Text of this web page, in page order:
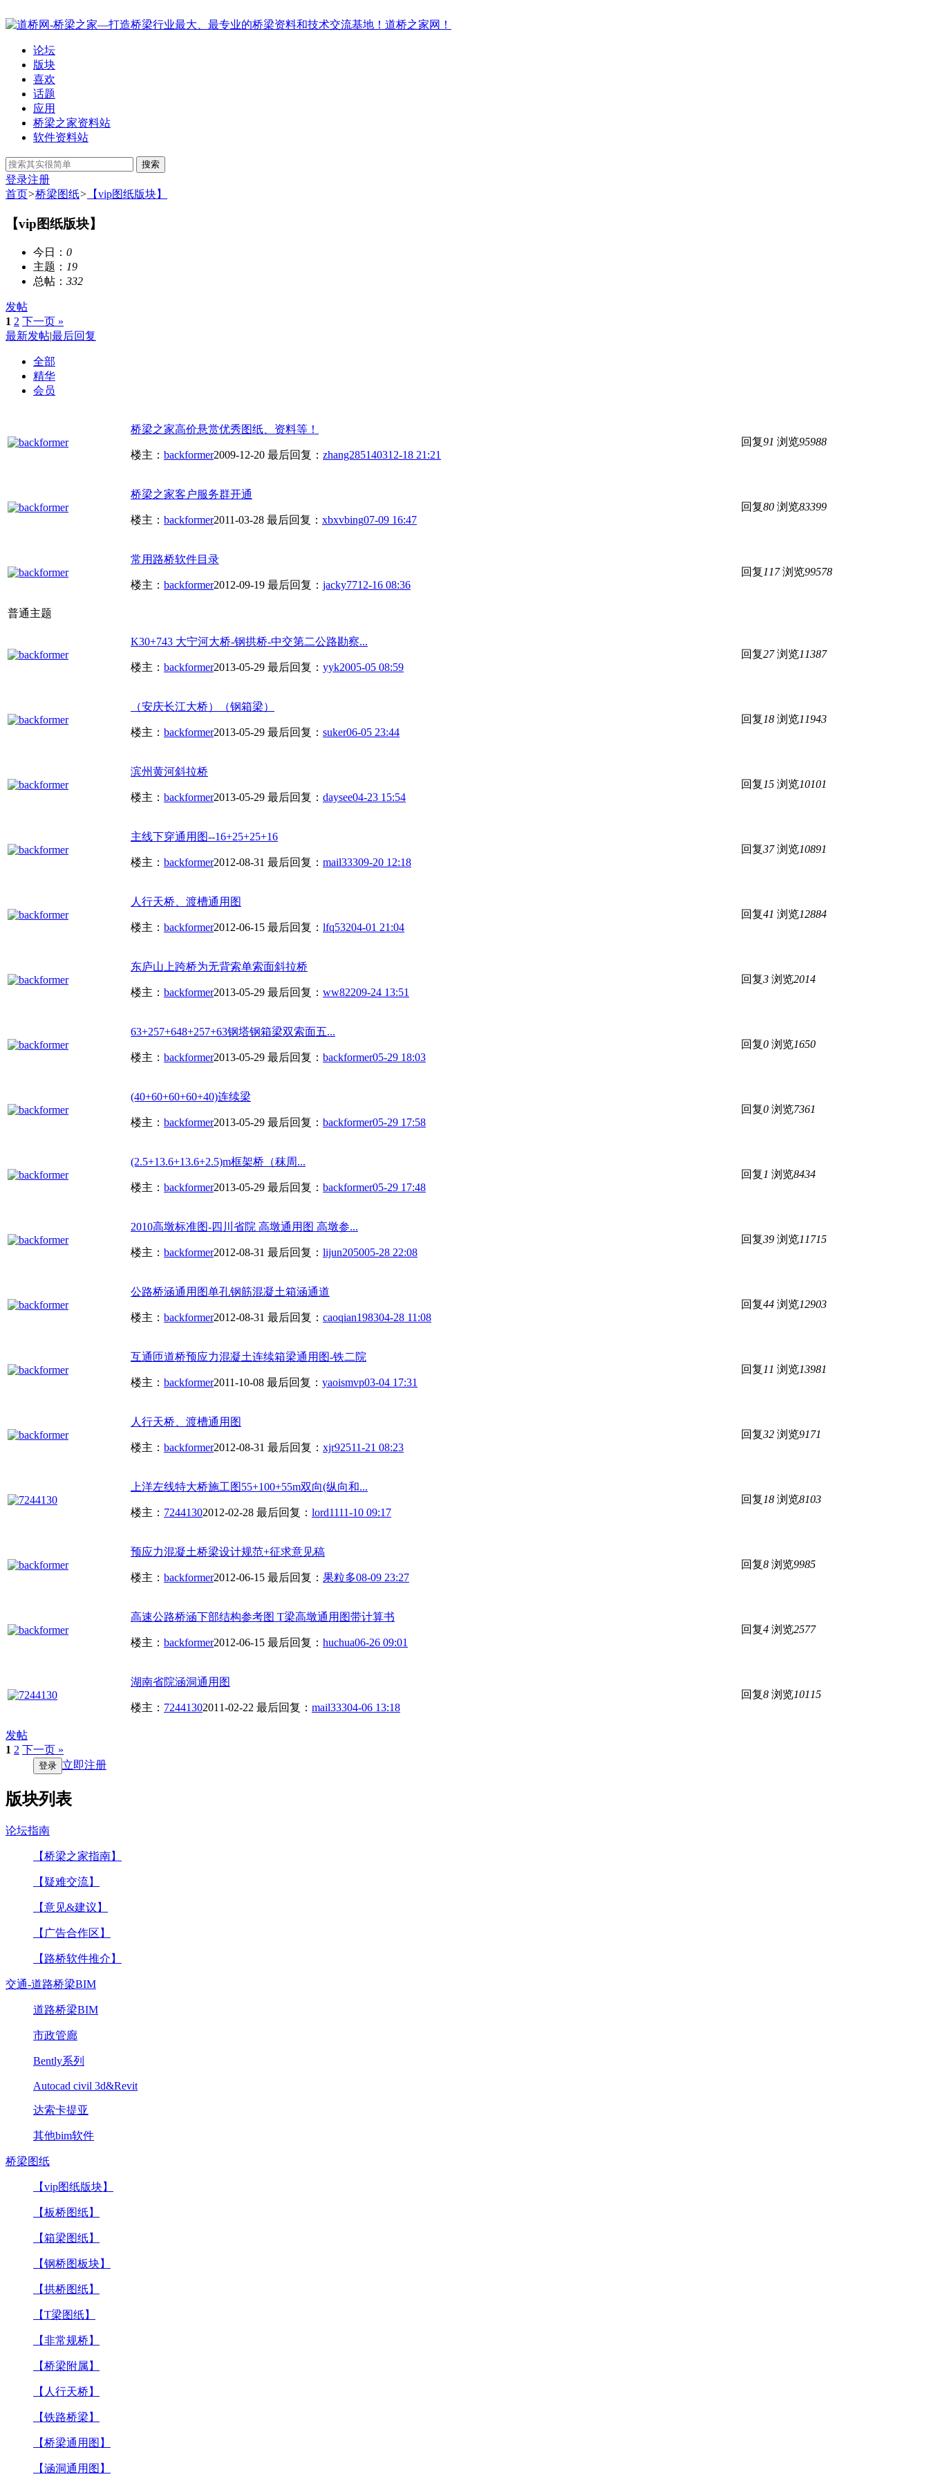
论坛
版块
喜欢
话题
应用
桥梁之家资料站
软件资料站
搜索
登录注册
首页>桥梁图纸> 【vip图纸版块】
【vip图纸版块】
今日： 0
主题： 19
总帖： 332
发帖
1 2 下一页 »
最新发帖|最后回复
全部
精华
会员
桥梁之家高价悬赏优秀图纸、资料等！
楼主： backformer2009-12-20 最后回复： zhang285140312-18 21:21
回复91 浏览95988
桥梁之家客户服务群开通
楼主： backformer2011-03-28 最后回复： xbxvbing07-09 16:47
回复80 浏览83399
常用路桥软件目录
楼主： backformer2012-09-19 最后回复： jacky7712-16 08:36
回复117 浏览99578
普通主题
K30+743 大宁河大桥-钢拱桥-中交第二公路勘察...
楼主： backformer2013-05-29 最后回复： yyk2005-05 08:59
回复27 浏览11387
（安庆长江大桥）（钢箱梁）
楼主： backformer2013-05-29 最后回复： suker06-05 23:44
回复18 浏览11943
滨州黄河斜拉桥
楼主： backformer2013-05-29 最后回复： daysee04-23 15:54
回复15 浏览10101
主线下穿通用图--16+25+25+16
楼主： backformer2012-08-31 最后回复： mail33309-20 12:18
回复37 浏览10891
人行天桥、渡槽通用图
楼主： backformer2012-06-15 最后回复： lfq53204-01 21:04
回复41 浏览12884
东庐山上跨桥为无背索单索面斜拉桥
楼主： backformer2013-05-29 最后回复： ww82209-24 13:51
回复3 浏览2014
63+257+648+257+63钢塔钢箱梁双索面五...
楼主： backformer2013-05-29 最后回复： backformer05-29 18:03
回复0 浏览1650
(40+60+60+60+40)连续梁
楼主： backformer2013-05-29 最后回复： backformer05-29 17:58
回复0 浏览7361
(2.5+13.6+13.6+2.5)m框架桥（秣周...
楼主： backformer2013-05-29 最后回复： backformer05-29 17:48
回复1 浏览8434
2010高墩标准图-四川省院 高墩通用图 高墩参...
楼主： backformer2012-08-31 最后回复： lijun205005-28 22:08
回复39 浏览11715
公路桥涵通用图单孔钢筋混凝土箱涵通道
楼主： backformer2012-08-31 最后回复： caoqian198304-28 11:08
回复44 浏览12903
互通匝道桥预应力混凝土连续箱梁通用图-铁二院
楼主： backformer2011-10-08 最后回复： yaoismvp03-04 17:31
回复11 浏览13981
人行天桥、渡槽通用图
楼主： backformer2012-08-31 最后回复： xjr92511-21 08:23
回复32 浏览9171
上洋左线特大桥施工图55+100+55m双向(纵向和...
楼主： 72441302012-02-28 最后回复： lord1111-10 09:17
回复18 浏览8103
预应力混凝土桥梁设计规范+征求意见稿
楼主： backformer2012-06-15 最后回复： 果粒多08-09 23:27
回复8 浏览9985
高速公路桥涵下部结构参考图 T梁高墩通用图带计算书
楼主： backformer2012-06-15 最后回复： huchua06-26 09:01
回复4 浏览2577
湖南省院涵洞通用图
楼主： 72441302011-02-22 最后回复： mail33304-06 13:18
回复8 浏览10115
发帖
1 2 下一页 »
登录 立即注册
版块列表
论坛指南
【桥梁之家指南】
【疑难交流】
【意见&建议】
【广告合作区】
【路桥软件推介】
交通-道路桥梁BIM
道路桥梁BIM
市政管廊
Bently系列
Autocad civil 3d&Revit
达索卡提亚
其他bim软件
桥梁图纸
【vip图纸版块】
【板桥图纸】
【箱梁图纸】
【钢桥图板块】
【拱桥图纸】
【T梁图纸】
【非常规桥】
【桥梁附属】
【人行天桥】
【铁路桥梁】
【桥梁通用图】
【涵洞通用图】